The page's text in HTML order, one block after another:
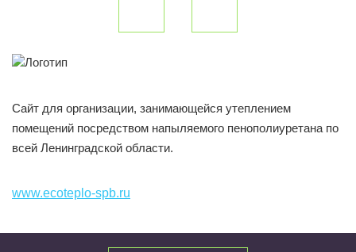
Сайт для организации, занимающейся утеплением
помещений посредством напыляемого пенополиуретана по
всей Ленинградской области.
www.ecoteplo-spb.ru